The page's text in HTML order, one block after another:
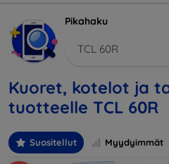
Pikahaku
TCL 60R
Kuoret, kotelot ja
tuotteelle TCL 60R
Suositellut Myydyimmät